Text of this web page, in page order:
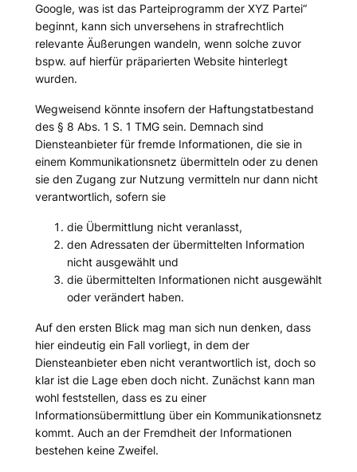
Google, was ist das Parteiprogramm der XYZ Partei“
beginnt, kann sich unversehens in strafrechtlich
relevante Äußerungen wandeln, wenn solche zuvor
bspw. auf hierfür präparierten Website hinterlegt
wurden.
Wegweisend könnte insofern der Haftungstatbestand
des § 8 Abs. 1 S. 1 TMG sein. Demnach sind
Diensteanbieter für fremde Informationen, die sie in
einem Kommunikationsnetz übermitteln oder zu denen
sie den Zugang zur Nutzung vermitteln nur dann nicht
verantwortlich, sofern sie
die Übermittlung nicht veranlasst,
den Adressaten der übermittelten Information
nicht ausgewählt und
die übermittelten Informationen nicht ausgewählt
oder verändert haben.
Auf den ersten Blick mag man sich nun denken, dass
hier eindeutig ein Fall vorliegt, in dem der
Diensteanbieter eben nicht verantwortlich ist, doch so
klar ist die Lage eben doch nicht. Zunächst kann man
wohl feststellen, dass es zu einer
Informationsübermittlung über ein Kommunikationsnetz
kommt. Auch an der Fremdheit der Informationen
bestehen keine Zweifel.